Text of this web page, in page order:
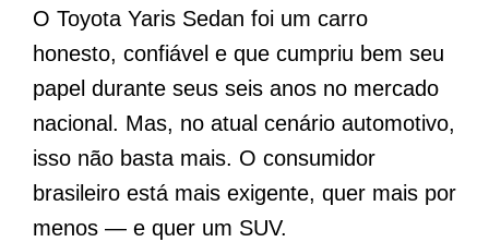
O Toyota Yaris Sedan foi um carro
honesto, confiável e que cumpriu bem seu
papel durante seus seis anos no mercado
nacional. Mas, no atual cenário automotivo,
isso não basta mais. O consumidor
brasileiro está mais exigente, quer mais por
menos — e quer um SUV.